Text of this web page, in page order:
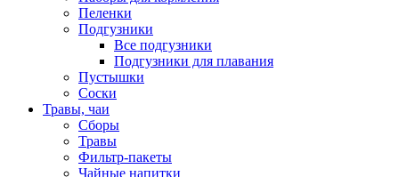
Пеленки
Подгузники
Все подгузники
Подгузники для плавания
Пустышки
Соски
Травы, чаи
Сборы
Травы
Фильтр-пакеты
Чайные напитки